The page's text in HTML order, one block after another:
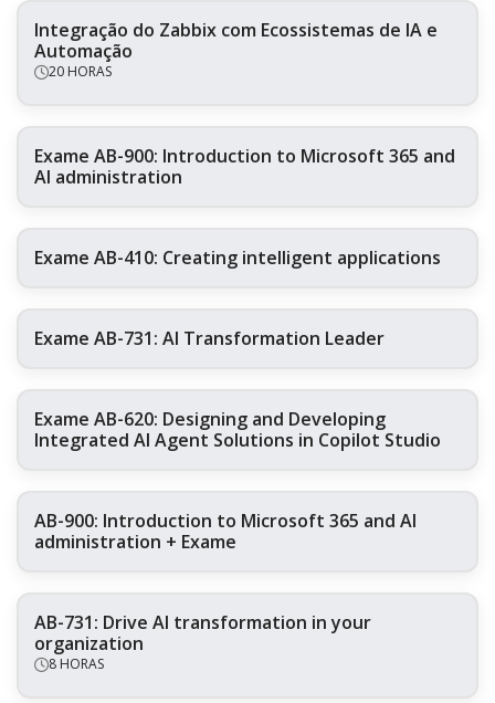
Integração do Zabbix com Ecossistemas de IA e
Automação
20 HORAS
Exame AB-900: Introduction to Microsoft 365 and
AI administration
Exame AB-410: Creating intelligent applications
Exame AB-731: AI Transformation Leader
Exame AB-620: Designing and Developing
Integrated AI Agent Solutions in Copilot Studio
AB-900: Introduction to Microsoft 365 and AI
administration + Exame
AB-731: Drive AI transformation in your
organization
8 HORAS